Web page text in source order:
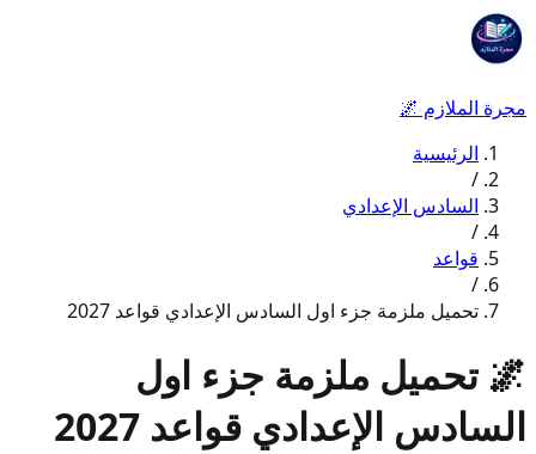
مجرة الملازم 🌌
الرئيسية
/
السادس الإعدادي
/
قواعد
/
تحميل ملزمة جزء اول السادس الإعدادي قواعد 2027
🌌 تحميل ملزمة جزء اول
السادس الإعدادي قواعد 2027